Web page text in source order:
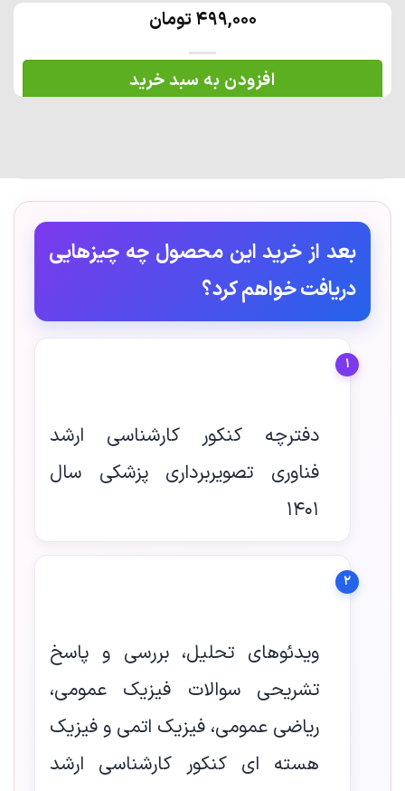
499,000تومان
افزودن به سبد خرید
بعد از خرید این محصول چه چیزهایی
دریافت خواهم کرد؟
1
دفترچه کنکور کارشناسی ارشد
فناوری تصویربرداری پزشکی سال
1401
2
ویدئوهای تحلیل، بررسی و پاسخ
تشریحی سوالات فیزیک عمومی،
ریاضی عمومی، فیزیک اتمی و فیزیک
هسته ای کنکور کارشناسی ارشد